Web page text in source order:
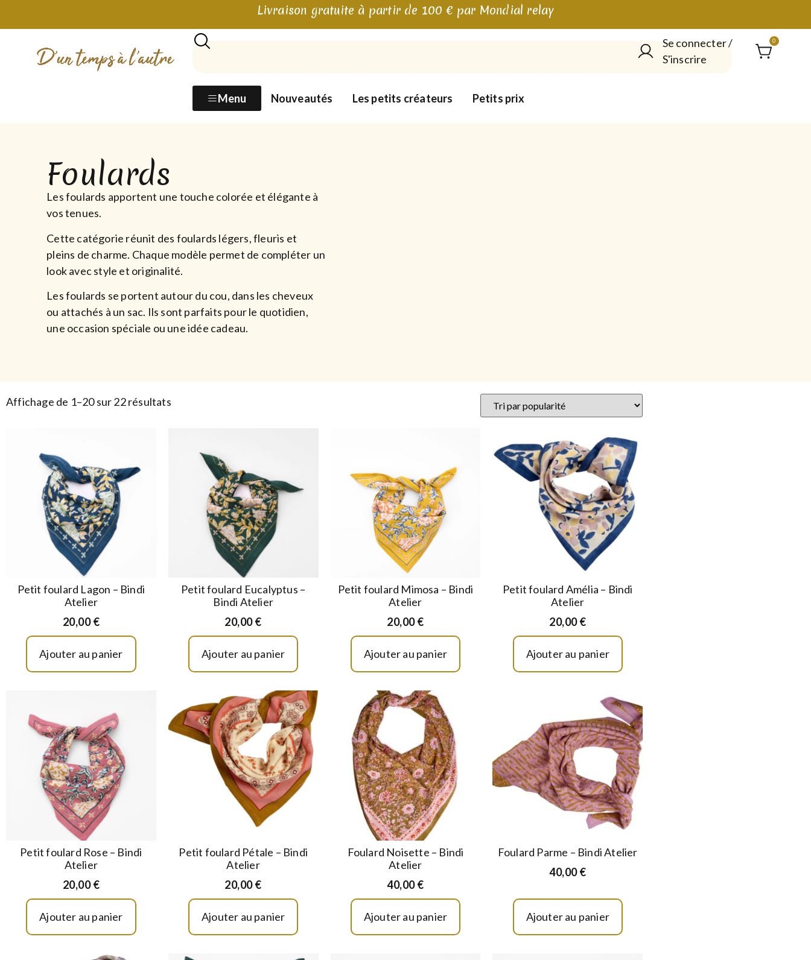
Livraison gratuite à partir de 100 € par Mondial relay
Menu Nouveautés Les petits créateurs Petits prix
Se connecter /
S'inscrire
0
Foulards
Les foulards apportent une touche colorée et élégante à
vos tenues.
Cette catégorie réunit des foulards légers, fleuris et
pleins de charme. Chaque modèle permet de compléter un
look avec style et originalité.
Les foulards se portent autour du cou, dans les cheveux
ou attachés à un sac. Ils sont parfaits pour le quotidien,
une occasion spéciale ou une idée cadeau.
Affichage de 1–20 sur 22 résultats
Petit foulard Lagon – Bindi
Atelier
20,00€
Ajouter au panier
Petit foulard Eucalyptus –
Bindi Atelier
20,00€
Ajouter au panier
Petit foulard Mimosa – Bindi
Atelier
20,00€
Ajouter au panier
Petit foulard Amélia – Bindi
Atelier
20,00€
Ajouter au panier
Petit foulard Rose – Bindi
Atelier
20,00€
Ajouter au panier
Petit foulard Pétale – Bindi
Atelier
20,00€
Ajouter au panier
Foulard Noisette – Bindi
Atelier
40,00€
Ajouter au panier
Foulard Parme – Bindi Atelier
40,00€
Ajouter au panier